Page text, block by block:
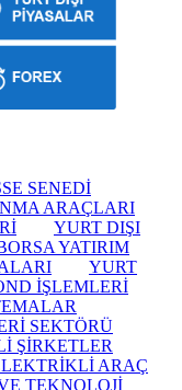
SENEDİ
ARAÇLARI
YURT DIŞI
YATIRIM
YURT
İŞLEMLERİ
SEKTÖRÜ
ŞİRKETLER
ARAÇ
TEKNOLOJİ